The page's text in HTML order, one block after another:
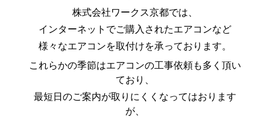
株式会社ワークス京都では、
インターネットでご購入されたエアコンなど
様々なエアコンを取付けを承っております。
これらかの季節はエアコンの工事依頼も多く頂い
ており、
最短日のご案内が取りにくくなってはおります
が、